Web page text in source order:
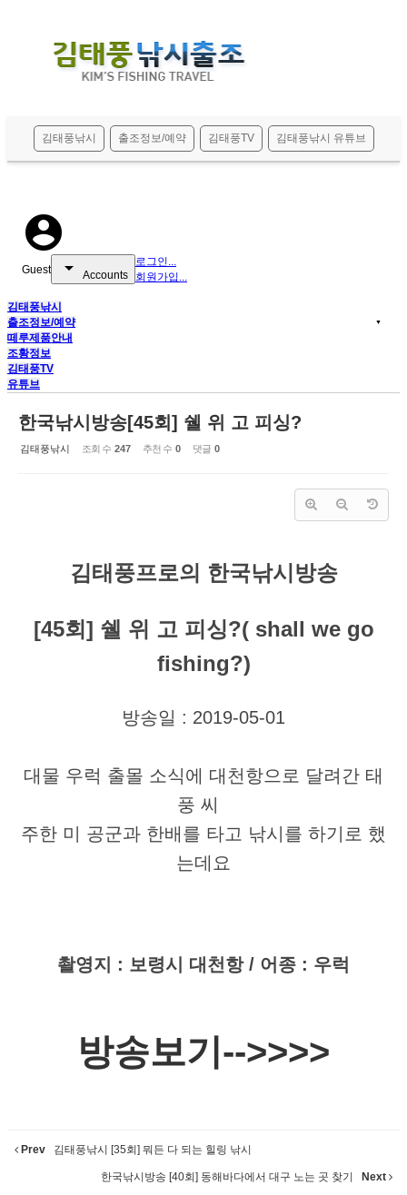
김태풍낚시 출조정보/예약 김태풍TV 김태풍낚시 유튜브
account_circle
Guest arrow_drop_down Accounts
로그인...
회원가입...
김태풍낚시
▼
출조정보/예약
떼루제품안내
조황정보
김태풍TV
유튜브
한국낚시방송[45회] 쉘 위 고 피싱?
김태풍낚시 조회 수 247 추천 수 0 댓글 0
김태풍프로의 한국낚시방송
[45회] 쉘 위 고 피싱?( shall we go
fishing?)
방송일 : 2019-05-01
대물 우럭 출몰 소식에 대천항으로 달려간 태
풍 씨
주한 미 공군과 한배를 타고 낚시를 하기로 했
는데요
촬영지 : 보령시 대천항 / 어종 : 우럭
​방송보기-->>>>
Prev 김태풍낚시 [35회] 뭐든 다 되는 힐링 낚시
한국낚시방송 [40회] 동해바다에서 대구 노는 곳 찾기 Next
Sketchbook5, 스케치북5
Sketchbook5, 스케치북5